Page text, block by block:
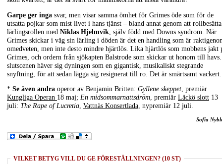
Garpe ger inga svar, men visar samma ömhet för Grimes öde som för de
utsatta pojkar som mist livet i hans tjänst – bland annat genom att rollbesätta
lärlingsrollen med Niklas Hjelmvik , själv född med Downs syndrom. När
Grimes skickar i väg sin lärling i döden är det en handling som är
omedveten, men inte desto mindre hjärtlös. Lika hjärtlös som mobbens jakt
Grimes, och ordern från sjökapten Balstrode som skickar ut honom till
slutscenen häver sig dyningen som en gigantisk, musikaliskt stegrande
snyftning, för att sedan lägga sig resignerat till ro. Det är smärtsamt vackert.
* Se även andra operor av Benjamin Britten: Gyllene skeppet, premiär
Kungliga Operan 18 maj; En midsommarnattsdröm, premiär Läckö slott 13
juli: The Rape of Lucretia, Vattnäs Konsertlada, nypremiär 12 juli.
Sofia
VILKET BETYG VILL DU GE FÖRESTÄLLNINGEN? (10 ST)